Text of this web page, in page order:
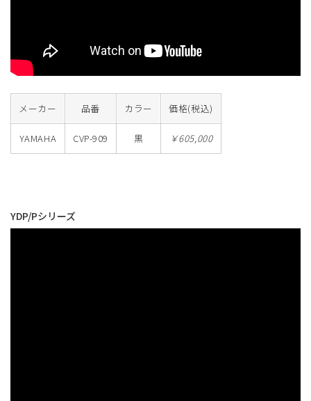
メーカー 品番 カラー 価格(税込)
YAMAHA CVP-909 黒 ￥605,000
YDP/Pシリーズ